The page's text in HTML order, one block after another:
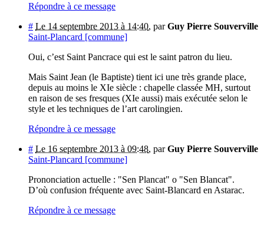
Répondre à ce message
# Le 14 septembre 2013 à 14:40, parGuy Pierre Souverville
Saint-Plancard [commune]
Oui, c’est Saint Pancrace qui est le saint patron du lieu.
Mais Saint Jean (le Baptiste) tient ici une très grande place,
depuis au moins le XIe siècle : chapelle classée MH, surtout
en raison de ses fresques (XIe aussi) mais exécutée selon le
style et les techniques de l’art carolingien.
Répondre à ce message
# Le 16 septembre 2013 à 09:48, parGuy Pierre Souverville
Saint-Plancard [commune]
Prononciation actuelle : "Sen Plancat" o "Sen Blancat".
D’où confusion fréquente avec Saint-Blancard en Astarac.
Répondre à ce message